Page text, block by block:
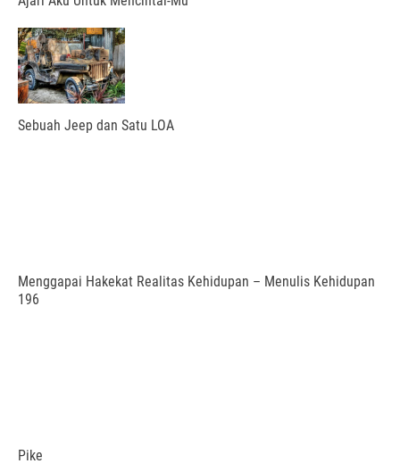
Sebuah Jeep dan Satu LOA
Menggapai Hakekat Realitas Kehidupan – Menulis Kehidupan
196
Pike